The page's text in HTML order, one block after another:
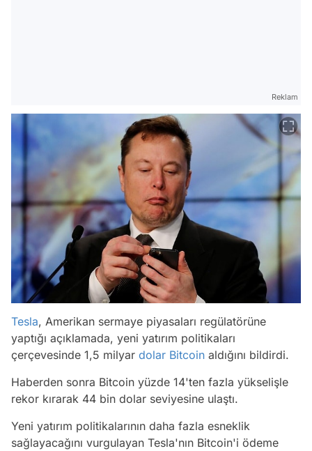
Reklam
Tesla, Amerikan sermaye piyasaları regülatörüne
yaptığı açıklamada, yeni yatırım politikaları
çerçevesinde 1,5 milyar dolar Bitcoin aldığını bildirdi.
Haberden sonra Bitcoin yüzde 14'ten fazla yükselişle
rekor kırarak 44 bin dolar seviyesine ulaştı.
Yeni yatırım politikalarının daha fazla esneklik
sağlayacağını vurgulayan Tesla'nın Bitcoin'i ödeme